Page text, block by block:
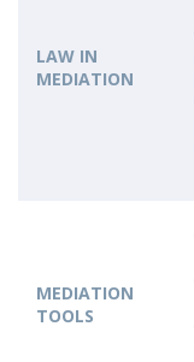
LAW IN
MEDIATION
MEDIATION
TOOLS